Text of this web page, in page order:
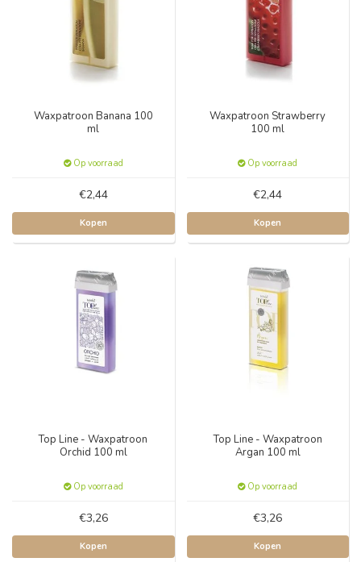
Waxpatroon Banana 100
ml
Op voorraad
€2,44
Kopen
Waxpatroon Strawberry
100 ml
Op voorraad
€2,44
Kopen
Top Line - Waxpatroon
Orchid 100 ml
Op voorraad
€3,26
Kopen
Top Line - Waxpatroon
Argan 100 ml
Op voorraad
€3,26
Kopen